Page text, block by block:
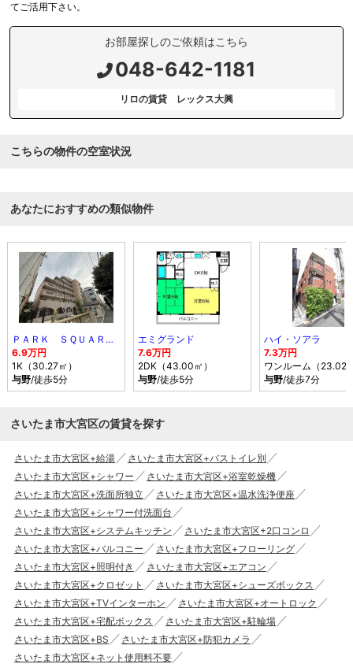
てご活用下さい。
お部屋探しのご依頼はこちら
048-642-1181
リロの賃貸 レックス大興
こちらの物件の空室状況
あなたにおすすめの類似物件
ＰＡＲＫ ＳＱＵＡＲＥ与野
6.9万円
1K（30.27㎡）
与野/徒歩5分
エミグランド
7.6万円
2DK（43.00㎡）
与野/徒歩5分
ハイ・ソアラ
7.3万円
ワンルーム（23.02
与野/徒歩7分
さいたま市大宮区の賃貸を探す
さいたま市大宮区+給湯
さいたま市大宮区+バストイレ別
さいたま市大宮区+シャワー
さいたま市大宮区+浴室乾燥機
さいたま市大宮区+洗面所独立
さいたま市大宮区+温水洗浄便座
さいたま市大宮区+シャワー付洗面台
さいたま市大宮区+システムキッチン
さいたま市大宮区+2口コンロ
さいたま市大宮区+バルコニー
さいたま市大宮区+フローリング
さいたま市大宮区+照明付き
さいたま市大宮区+エアコン
さいたま市大宮区+クロゼット
さいたま市大宮区+シューズボックス
さいたま市大宮区+TVインターホン
さいたま市大宮区+オートロック
さいたま市大宮区+宅配ボックス
さいたま市大宮区+駐輪場
さいたま市大宮区+BS
さいたま市大宮区+防犯カメラ
さいたま市大宮区+ネット使用料不要